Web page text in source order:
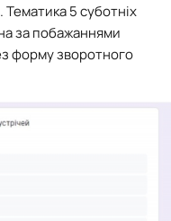
5 суботніх
за побажаннями
форму зворотного